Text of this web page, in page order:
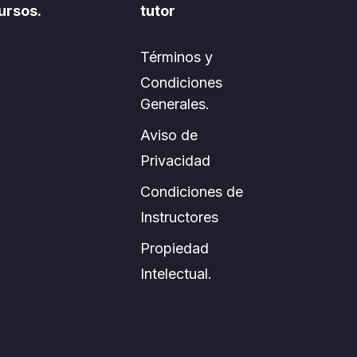
tutor
Términos y
Condiciones
Generales.
Aviso de
Privacidad
Condiciones de
Instructores
Propiedad
Intelectual.